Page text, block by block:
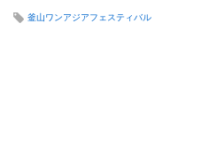
釜山ワンアジアフェスティバル